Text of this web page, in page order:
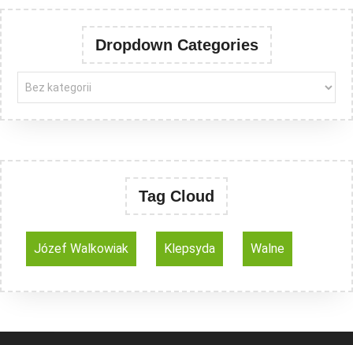
Dropdown Categories
Tag Cloud
Józef Walkowiak Klepsyda Walne